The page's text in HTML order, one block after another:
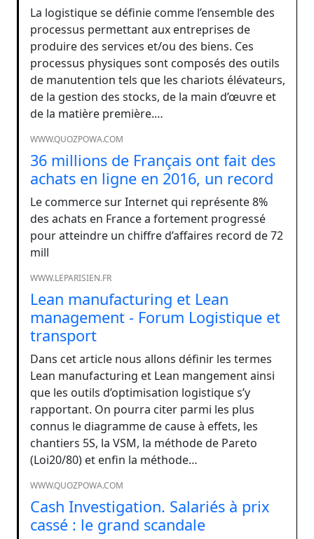
La logistique se définie comme l’ensemble des
processus permettant aux entreprises de
produire des services et/ou des biens. Ces
processus physiques sont composés des outils
de manutention tels que les chariots élévateurs,
de la gestion des stocks, de la main d’œuvre et
de la matière première.…
WWW.QUOZPOWA.COM
36 millions de Français ont fait des
achats en ligne en 2016, un record
Le commerce sur Internet qui représente 8%
des achats en France a fortement progressé
pour atteindre un chiffre d’affaires record de 72
mill
WWW.LEPARISIEN.FR
Lean manufacturing et Lean
management - Forum Logistique et
transport
Dans cet article nous allons définir les termes
Lean manufacturing et Lean mangement ainsi
que les outils d’optimisation logistique s’y
rapportant. On pourra citer parmi les plus
connus le diagramme de cause à effets, les
chantiers 5S, la VSM, la méthode de Pareto
(Loi20/80) et enfin la méthode…
WWW.QUOZPOWA.COM
Cash Investigation. Salariés à prix
cassé : le grand scandale